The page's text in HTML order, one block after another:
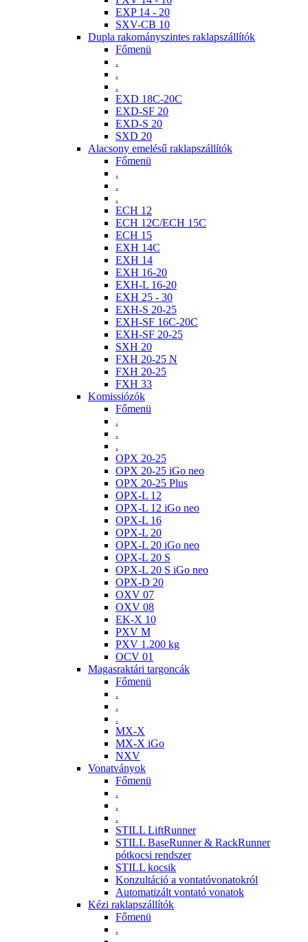
EXP 14 - 20
SXV-CB 10
Dupla rakományszintes raklapszállítók
Főmenü
.
.
.
EXD 18C-20C
EXD-SF 20
EXD-S 20
SXD 20
Alacsony emelésű raklapszállítók
Főmenü
.
.
.
ECH 12
ECH 12C/ECH 15C
ECH 15
EXH 14C
EXH 14
EXH 16-20
EXH-L 16-20
EXH 25 - 30
EXH-S 20-25
EXH-SF 16C-20C
EXH-SF 20-25
SXH 20
FXH 20-25 N
FXH 20-25
FXH 33
Komissiózók
Főmenü
.
.
.
OPX 20-25
OPX 20-25 iGo neo
OPX 20-25 Plus
OPX-L 12
OPX-L 12 iGo neo
OPX-L 16
OPX-L 20
OPX-L 20 iGo neo
OPX-L 20 S
OPX-L 20 S iGo neo
OPX-D 20
OXV 07
OXV 08
EK-X 10
PXV M
PXV 1.200 kg
OCV 01
Magasraktári targoncák
Főmenü
.
.
.
MX-X
MX-X iGo
NXV
Vonatványok
Főmenü
.
.
.
STILL LiftRunner
STILL BaseRunner & RackRunner
pótkocsi rendszer
STILL kocsik
Konzultáció a vontatóvonatokról
Automatizált vontató vonatok
Kézi raklapszállítók
Főmenü
.